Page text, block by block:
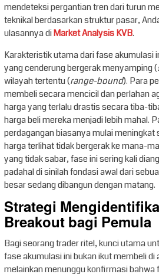
mendeteksi pergantian tren dari turun
teknikal berdasarkan struktur pasar,
ulasannya diMarket Analysis KVB.
Karakteristik utama dari fase akumulasi
yang cenderung bergerak menyamping (
wilayah tertentu (range-bound). Para
membeli secara mencicil dan perlahan
harga yang terlalu drastis secara tiba-
harga beli mereka menjadi lebih mahal.
perdagangan biasanya mulai
harga terlihat tidak bergerak ke mana-
yang tidak sabar, fase ini sering kali
padahal di sinilah fondasi awal dari
besar sedang dibangun dengan matang.
Strategi
Breakout bagi Pemula
Bagi seorang trader ritel, kunci utama
fase akumulasi ini bukan ikut membeli
melainkan menunggu konfirmasi